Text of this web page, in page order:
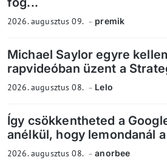
2026. augusztus 09. premik
Michael Saylor egyre
rapvideóban üzent a
2026. augusztus 08. Lelo
Így csökkentheted a
anélkül, hogy lemondanál
2026. augusztus 08. anorbee